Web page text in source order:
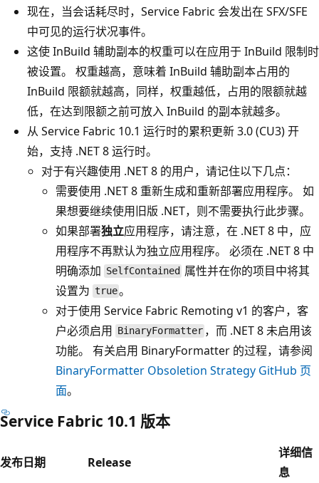
现在，当会话耗尽时，Service Fabric 会发出在 SFX/SFE
中可见的运行状况事件。
这使 InBuild 辅助副本的权重可以在应用于 InBuild 限制时
被设置。 权重越高，意味着 InBuild 辅助副本占用的
InBuild 限额就越高，同样，权重越低，占用的限额就越
低，在达到限额之前可放入 InBuild 的副本就越多。
从 Service Fabric 10.1 运行时的累积更新 3.0 (CU3) 开
始，支持 .NET 8 运行时。
对于有兴趣使用 .NET 8 的用户，请记住以下几点：
需要使用 .NET 8 重新生成和重新部署应用程序。 如
果想要继续使用旧版 .NET，则不需要执行此步骤。
如果部署独立应用程序，请注意，在 .NET 8 中，应
用程序不再默认为独立应用程序。 必须在 .NET 8 中
明确添加 SelfContained 属性并在你的项目中将其
设置为 true。
对于使用 Service Fabric Remoting v1 的客户，客
户必须启用 BinaryFormatter ，而 .NET 8 未启用该
功能。 有关启用 BinaryFormatter 的过程，请参阅
BinaryFormatter Obsoletion Strategy GitHub 页
面。
Service Fabric 10.1 版本
发布日期 Release
详细信
息